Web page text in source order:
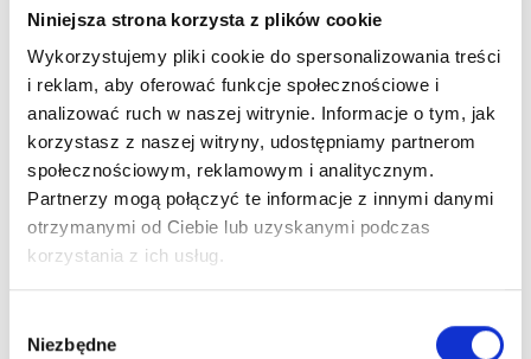
Niniejsza strona korzysta z plików cookie
Wykorzystujemy pliki cookie do spersonalizowania treści
i reklam, aby oferować funkcje społecznościowe i
analizować ruch w naszej witrynie. Informacje o tym, jak
korzystasz z naszej witryny, udostępniamy partnerom
społecznościowym, reklamowym i analitycznym.
Partnerzy mogą połączyć te informacje z innymi danymi
otrzymanymi od Ciebie lub uzyskanymi podczas
korzystania z ich usług.
zgody
Niezbędne